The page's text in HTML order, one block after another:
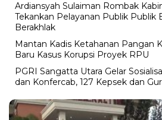
Ardiansyah Sulaiman Rombak
Tekankan Pelayanan Publik Publik
Berakhlak
Mantan Kadis Ketahanan Pangan
Baru Kasus Korupsi Proyek RPU
PGRI Sangatta Utara Gelar
dan Konfercab, 127 Kepsek dan